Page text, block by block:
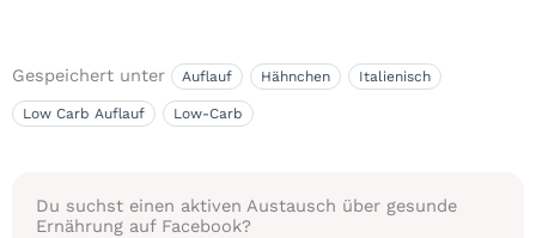
Gespeichert unter Auflauf Hähnchen Italienisch
Low Carb Auflauf Low-Carb
Du suchst einen aktiven Austausch über gesunde
Ernährung auf Facebook?